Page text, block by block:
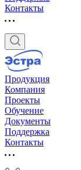
Контакты
Продукция
Компания
Проекты
Обучение
Документы
Поддержка
Контакты